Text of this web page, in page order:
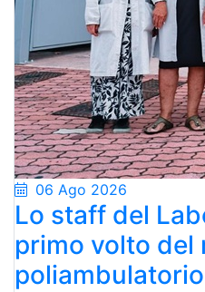
06 Ago 2026
Lo staff del
primo volto del
poliambulatorio